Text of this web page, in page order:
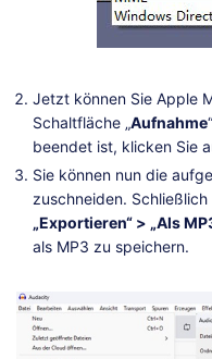
Jetzt können Sie Apple
Schaltfläche „Aufnahme
beendet ist, klicken Sie
Sie können nun die
zuschneiden. Schließlich
„Exportieren“ > „Als
als MP3 zu speichern.